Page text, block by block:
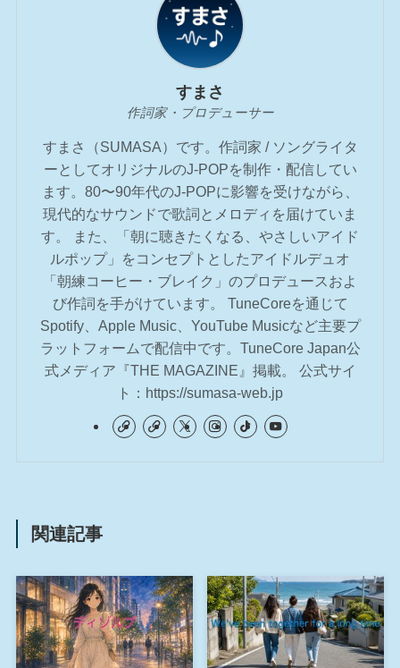
すまさ
作詞家・プロデューサー
すまさ（SUMASA）です。作詞家 / ソングライタ
ーとしてオリジナルのJ-POPを制作・配信してい
ます。80〜90年代のJ-POPに影響を受けながら、
現代的なサウンドで歌詞とメロディを届けていま
す。 また、「朝に聴きたくなる、やさしいアイド
ルポップ」をコンセプトとしたアイドルデュオ
「朝練コーヒー・ブレイク」のプロデュースおよ
び作詞を手がけています。 TuneCoreを通じて
Spotify、Apple Music、YouTube Musicなど主要プ
ラットフォームで配信中です。TuneCore Japan公
式メディア『THE MAGAZINE』掲載。 公式サイ
ト：https://sumasa-web.jp
関連記事